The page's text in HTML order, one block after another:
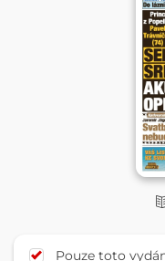
Pouze toto